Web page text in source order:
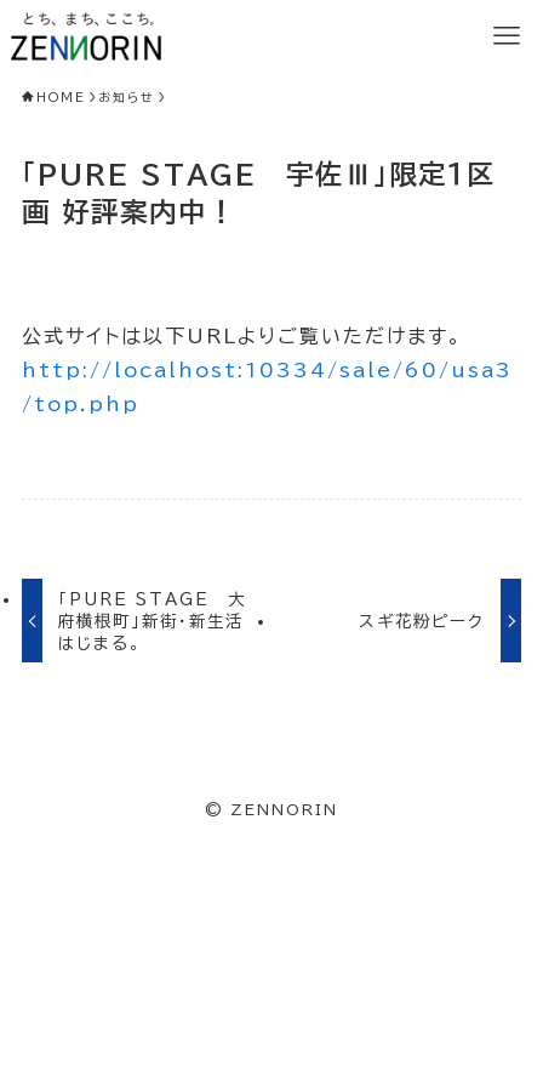
HOME お知らせ
「PURE STAGE 宇佐Ⅲ」限定１区
画 好評案内中！
公式サイトは以下URLよりご覧いただけます。
http://localhost:10334/sale/60/usa3
/top.php
「PURE STAGE 大
府横根町」新街・新生活
はじまる。
スギ花粉ピーク
© ZENNORIN